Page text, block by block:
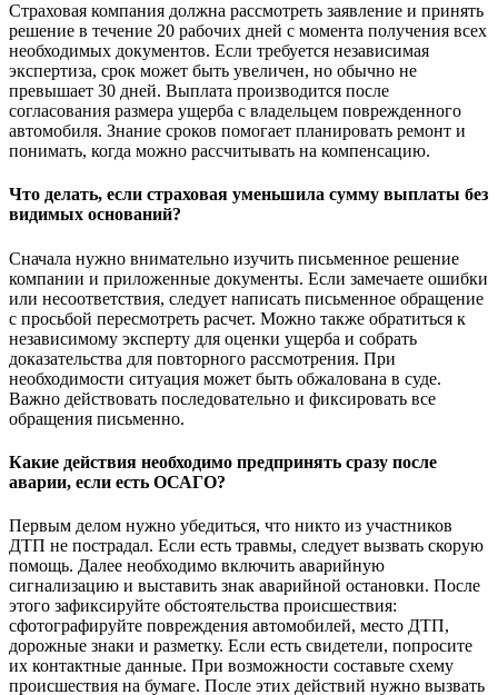
Страховая компания должна рассмотреть заявление и принять
решение в течение 20 рабочих дней с момента получения всех
необходимых документов. Если требуется независимая
экспертиза, срок может быть увеличен, но обычно не
превышает 30 дней. Выплата производится после
согласования размера ущерба с владельцем поврежденного
автомобиля. Знание сроков помогает планировать ремонт и
понимать, когда можно рассчитывать на компенсацию.
Что делать, если страховая уменьшила сумму выплаты без
видимых оснований?
Сначала нужно внимательно изучить письменное решение
компании и приложенные документы. Если замечаете ошибки
или несоответствия, следует написать письменное обращение
с просьбой пересмотреть расчет. Можно также обратиться к
независимому эксперту для оценки ущерба и собрать
доказательства для повторного рассмотрения. При
необходимости ситуация может быть обжалована в суде.
Важно действовать последовательно и фиксировать все
обращения письменно.
Какие действия необходимо предпринять сразу после
аварии, если есть ОСАГО?
Первым делом нужно убедиться, что никто из участников
ДТП не пострадал. Если есть травмы, следует вызвать скорую
помощь. Далее необходимо включить аварийную
сигнализацию и выставить знак аварийной остановки. После
этого зафиксируйте обстоятельства происшествия:
сфотографируйте повреждения автомобилей, место ДТП,
дорожные знаки и разметку. Если есть свидетели, попросите
их контактные данные. При возможности составьте схему
происшествия на бумаге. После этих действий нужно вызвать